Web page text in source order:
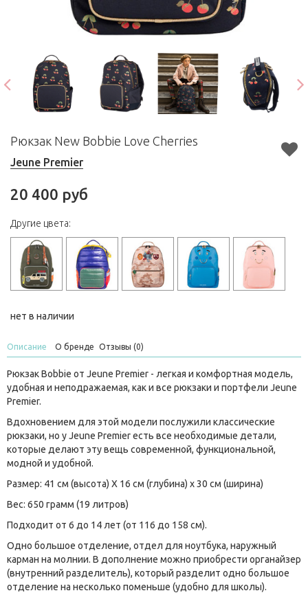
Рюкзак New Bobbie Love Cherries
Jeune Premier
20 400 руб
Другие цвета:
нет в наличии
Описание О бренде Отзывы (0)
Рюкзак Bobbie от Jeune Premier - легкая и комфортная модель,
удобная и неподражаемая, как и все рюкзаки и портфели Jeune
Premier.
Вдохновением для этой модели послужили классические
рюкзаки, но у Jeune Premier есть все необходимые детали,
которые делают эту вещь современной, функциональной,
модной и удобной.
Размер: 41 см (высота) Х 16 см (глубина) x 30 см (ширина)
Вес: 650 грамм (19 литров)
Подходит от 6 до 14 лет (от 116 до 158 см).
Одно большое отделение, отдел для ноутбука, наружный
карман на молнии. В дополнение можно приобрести органайзер
(внутренний разделитель), который разделит одно большое
отделение на несколько поменьше (удобно для школы).